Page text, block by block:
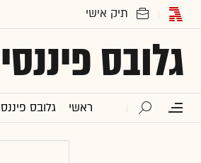
גלובס פיננסי
ראשי גלובס